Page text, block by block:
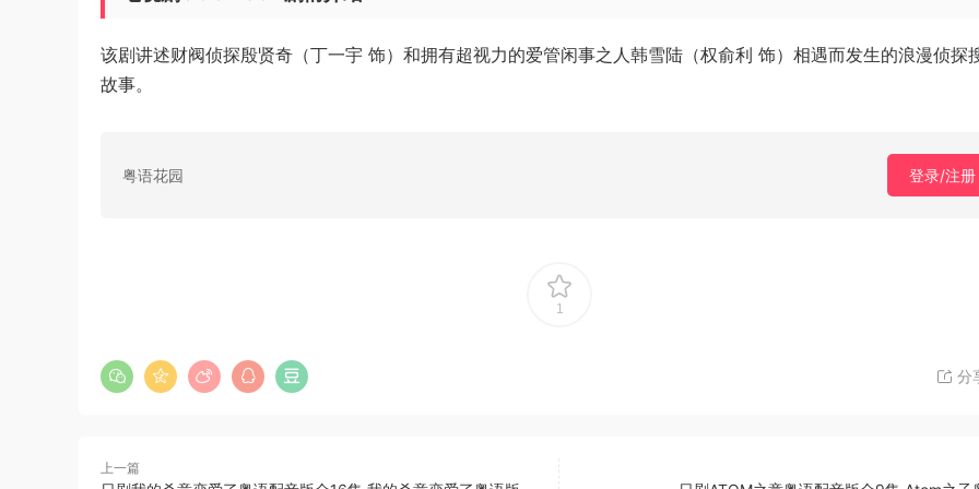
该剧讲述财阀侦探殷贤奇（丁一宇 饰）和拥有超视力的爱管闲事之人韩雪陆（权俞利 饰）相遇而发生的浪漫侦探
故事。
粤语花园 登录/注册
1
分
上一篇